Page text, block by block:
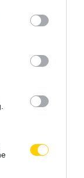
may click to
party tags to
below Google